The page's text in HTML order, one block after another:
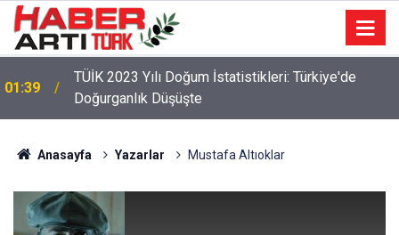
01:39
TÜİK 2023 Yılı Doğum İstatistikleri: Türkiye'de
Doğurganlık Düşüşte
Anasayfa Yazarlar Mustafa Altıoklar